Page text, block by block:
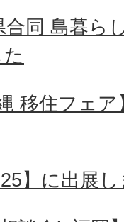
合同 島暮ら
移住フェ
】に出展